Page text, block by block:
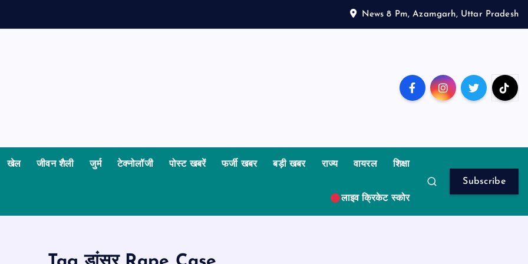
News 8 Pm, Azamgarh, Uttar Pradesh
खेल जीवन शैली जुर्म टेक्नोलॉजी पोस्ट खबरें फर्जी खबर बड़ी खबर राज्य वायरल शिक्षा
लाइव क्रिकेट स्कोर
Subscribe